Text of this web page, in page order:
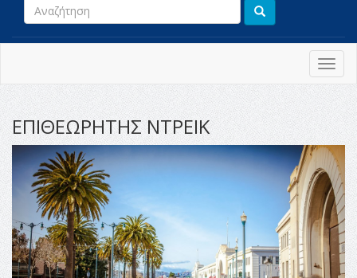
ΕΠΙΘΕΩΡΗΤΗΣ ΝΤΡΕΙΚ